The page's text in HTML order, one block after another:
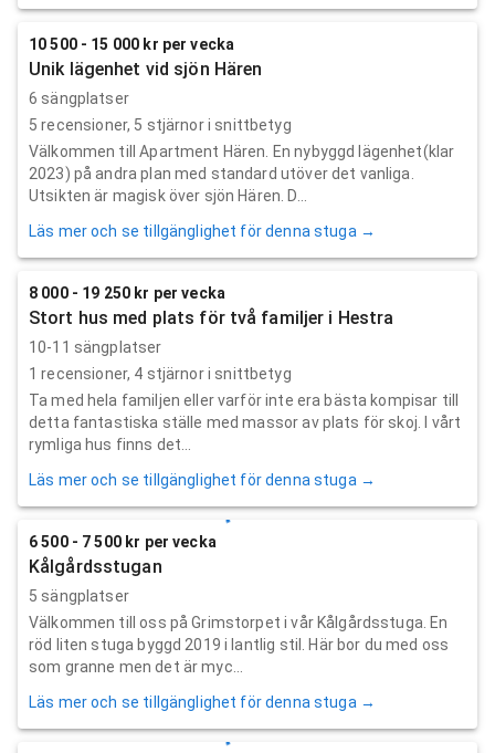
10 500 - 15 000 kr per vecka
Unik lägenhet vid sjön Hären
6 sängplatser
5 recensioner, 5 stjärnor i snittbetyg
Välkommen till Apartment Hären. En nybyggd lägenhet(klar
2023) på andra plan med standard utöver det vanliga.
Utsikten är magisk över sjön Hären. D...
Läs mer och se tillgänglighet för denna stuga →
8 000 - 19 250 kr per vecka
Stort hus med plats för två familjer i Hestra
10-11 sängplatser
1 recensioner, 4 stjärnor i snittbetyg
Ta med hela familjen eller varför inte era bästa kompisar till
detta fantastiska ställe med massor av plats för skoj. I vårt
rymliga hus finns det...
Läs mer och se tillgänglighet för denna stuga →
6 500 - 7 500 kr per vecka
Kålgårdsstugan
5 sängplatser
Välkommen till oss på Grimstorpet i vår Kålgårdsstuga. En
röd liten stuga byggd 2019 i lantlig stil. Här bor du med oss
som granne men det är myc...
Läs mer och se tillgänglighet för denna stuga →